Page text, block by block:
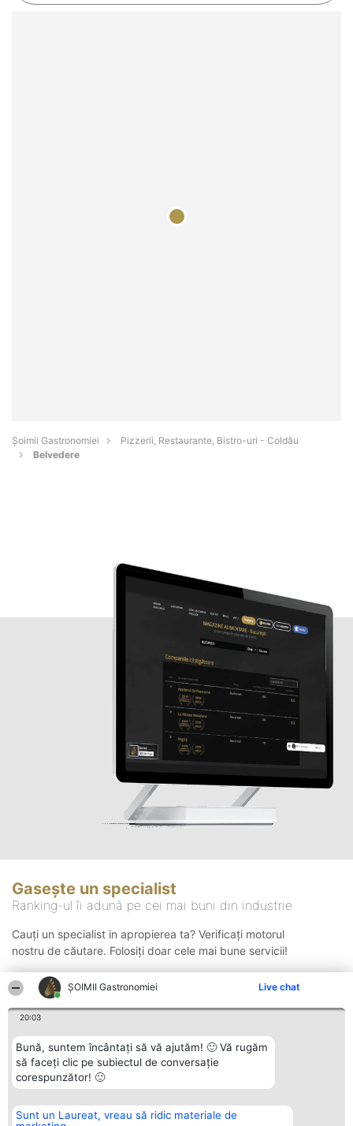
ȘOIMII Gastronomiei Live chat
20:03
Bună, suntem încântați să vă ajutăm! 🙂 Vă rugăm
să faceți clic pe subiectul de conversație
corespunzător! 🙂
Sunt un Laureat, vreau să ridic materiale de
Șoimii Gastronomiei
Pizzerii, Restaurante, Bistro-uri - Coldău
Belvedere
Gasește un specialist
Ranking-ul îi adună pe cei mai buni din industrie
Cauți un specialist in apropierea ta? Verificați motorul
nostru de căutare. Folosiți doar cele mai bune servicii!
Organizator Ranking Plebiscyt Contact